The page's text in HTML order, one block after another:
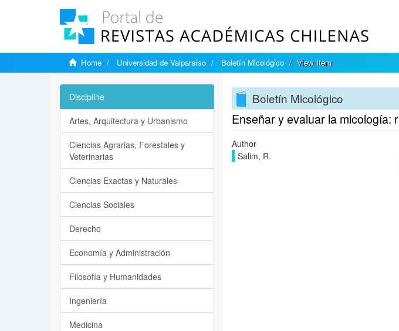
Home Universidad de Valparaíso Boletín Micológico View Item
Boletín Micológico
Enseñar y evaluar la micología:
Author
Salim, R.
Discipline
Artes, Arquitectura y Urbanismo
Ciencias Agrarias, Forestales y
Veterinarias
Ciencias Exactas y Naturales
Ciencias Sociales
Derecho
Economía y Administración
Filosofía y Humanidades
Ingeniería
Medicina